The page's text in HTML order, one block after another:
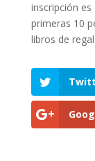
inscripción
primeras 10
libros de